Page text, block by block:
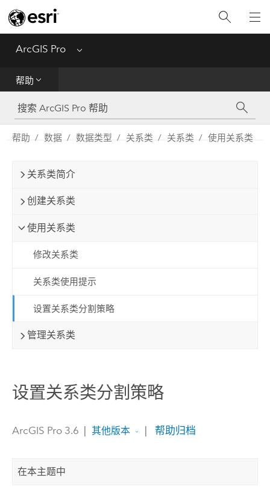
ArcGIS Pro Menu
帮助
工具参考
Python
帮助 数据 数据类型 关系类 关系类 使用关系类
关系类简介
创建关系类
使用关系类
修改关系类
关系类使用提示
设置关系类分割策略
管理关系类
设置关系类分割策略
ArcGIS Pro 3.6 其他版本 帮助归档
在本主题中